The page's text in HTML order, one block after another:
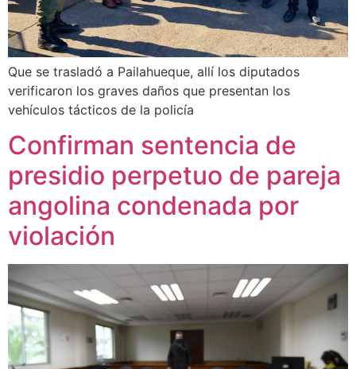
Que se trasladó a Pailahueque, allí los diputados
verificaron los graves daños que presentan los
vehículos tácticos de la policía
Confirman sentencia de
presidio perpetuo de pareja
angolina condenada por
violación